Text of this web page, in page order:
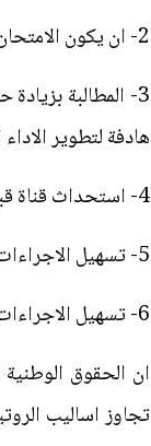
2- ان يكون الامتحان التنافسي معيار اساسي للقبول في الدراسات العليا.
3- المطالبة
هادفة لتطوير
4- استحداث قناة قبول خاصة للموظفين.
5- تسهيل الاجراءات في حال قبول الموظفين في الدراسات العليا من قبل وزاراتهم.
6- تسهيل الاجراءات المتعلقة للطلبة المقبولين في الدراسات العليا في الدول الاجنبية من الذين يقبلون فيها على نفقتهم الخاصة.
ان الحقوق
تجاوز اساليب